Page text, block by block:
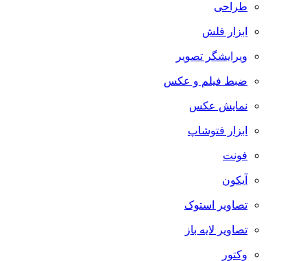
طراحی
ابزار فلش
ویرایشگر تصویر
ضبط فيلم و عكس
نمایش عکس
ابزار فتوشاپ
فونت
آیکون
تصاویر استوک
تصاویر لایه باز
وکتور